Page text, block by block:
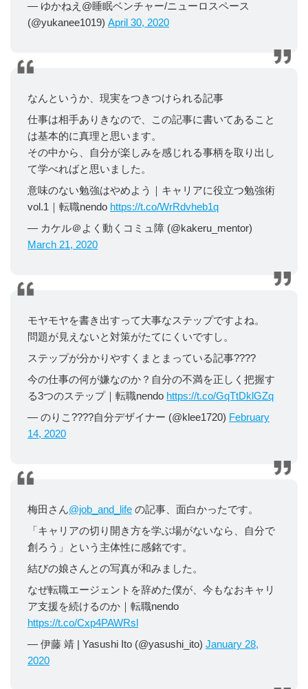
— ゆかねえ@睡眠ベンチャー/ニューロスペース
(@yukanee1019) April 30, 2020
なんというか、現実をつきつけられる記事
仕事は相手ありきなので、この記事に書いてあること
は基本的に真理と思います。
その中から、自分が楽しみを感じれる事柄を取り出し
て学べればと思いました。
意味のない勉強はやめよう｜キャリアに役立つ勉強術
vol.1｜転職nendo https://t.co/WrRdvheb1q
— カケル＠よく動くコミュ障 (@kakeru_mentor)
March 21, 2020
モヤモヤを書き出すって大事なステップですよね。
問題が見えないと対策がたてにくいですし。
ステップが分かりやすくまとまっている記事????
今の仕事の何が嫌なのか？自分の不満を正しく把握す
る3つのステップ｜転職nendo https://t.co/GqTtDklGZq
— のりこ????自分デザイナー (@klee1720) February
14, 2020
梅田さん@job_and_life の記事、面白かったです。
「キャリアの切り開き方を学ぶ場がないなら、自分で
創ろう」という主体性に感銘です。
結びの娘さんとの写真が和みました。
なぜ転職エージェントを辞めた僕が、今もなおキャリ
ア支援を続けるのか｜転職nendo
https://t.co/Cxp4PAWRsl
— 伊藤 靖 | Yasushi Ito (@yasushi_ito) January 28,
2020